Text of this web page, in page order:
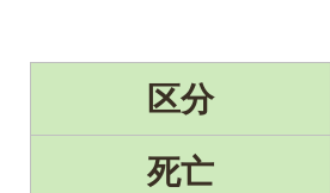
区分
死亡